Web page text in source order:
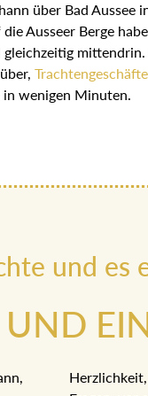
über Bad
die Ausseer
Sie und
ist gleich
sind Sie in wenigen
und es